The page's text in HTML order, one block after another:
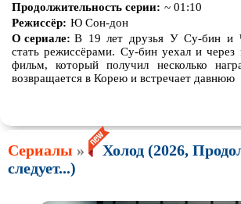
Продолжительность серии: ~ 01:10
Режиссёр: Ю Сон-дон
О сериале: В 19 лет друзья У Су-бин и
стать режиссёрами. Су-бин уехал и через
фильм, который получил несколько
возвращается в Корею и встречает давнюю
Сериалы »
Холод (2026,
следует...)